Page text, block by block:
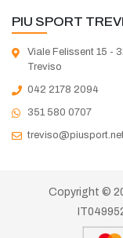
PIU SPORT
Viale Felissent 15 -
Treviso
042 2178 2094
351 580 0707
Copyright ©